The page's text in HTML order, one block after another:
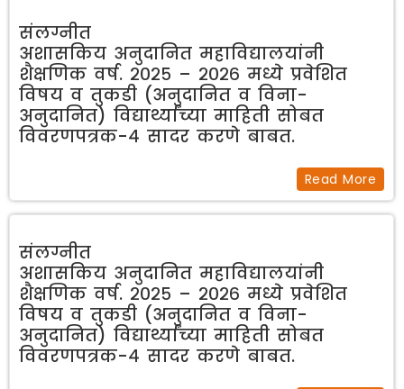
संलग्नीत
अशासकिय अनुदानित महाविद्यालयांनी
शैक्षणिक वर्ष. २०२५ – २०२६ मध्ये प्रवेशित
विषय व तुकडी (अनुदानित व विना-
अनुदानित) विद्यार्थ्यांच्या माहिती सोबत
विवरणपत्रक-४ सादर करणे बाबत.
Read More
संलग्नीत
अशासकिय अनुदानित महाविद्यालयांनी
शैक्षणिक वर्ष. २०२५ – २०२६ मध्ये प्रवेशित
विषय व तुकडी (अनुदानित व विना-
अनुदानित) विद्यार्थ्यांच्या माहिती सोबत
विवरणपत्रक-४ सादर करणे बाबत.